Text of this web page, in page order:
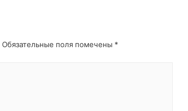
Обязательные поля помечены *